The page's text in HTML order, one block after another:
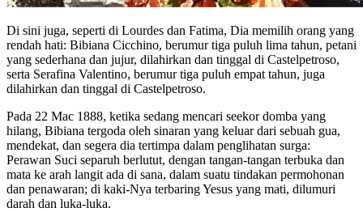
Di sini juga, seperti di Lourdes dan Fatima, Dia memilih orang yang
rendah hati: Bibiana Cicchino, berumur tiga puluh lima tahun, petani
yang sederhana dan jujur, dilahirkan dan tinggal di Castelpetroso,
serta Serafina Valentino, berumur tiga puluh empat tahun, juga
dilahirkan dan tinggal di Castelpetroso.
Pada 22 Mac 1888, ketika sedang mencari seekor domba yang
hilang, Bibiana tergoda oleh sinaran yang keluar dari sebuah gua,
mendekat, dan segera dia tertimpa dalam penglihatan surga:
Perawan Suci separuh berlutut, dengan tangan-tangan terbuka dan
mata ke arah langit ada di sana, dalam suatu tindakan permohonan
dan penawaran; di kaki-Nya terbaring Yesus yang mati, dilumuri
darah dan luka-luka.